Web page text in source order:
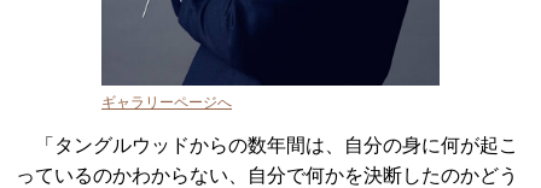
ギャラリーページへ
「タングルウッドからの数年間は、自分の身に何が起こ
っているのかわからない、自分で何かを決断したのかどう